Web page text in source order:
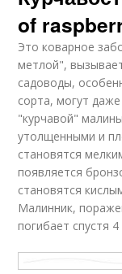
of
Это коварное
метлой",
садоводы,
сорта, могут
"курчавой"
утолщенными и
становятся
появляется
становятся
Малинник,
погибает спустя 4